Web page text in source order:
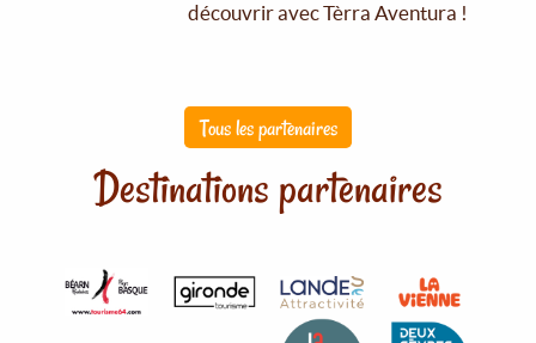
découvrir avec Tèrra Aventura !
Tous les partenaires
Destinations partenaires